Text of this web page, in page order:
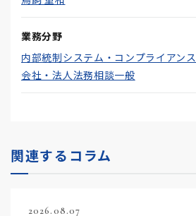
業務分野
内部統制システム・コンプライアンス
会社・法人法務相談一般
関連するコラム
2026.08.07